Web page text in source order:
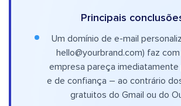
Principais
Um domínio de e-mail
hello@yourbrand.com) faz
empresa pareça imediatamente
e de confiança – ao contrário
gratuitos do Gmail ou do